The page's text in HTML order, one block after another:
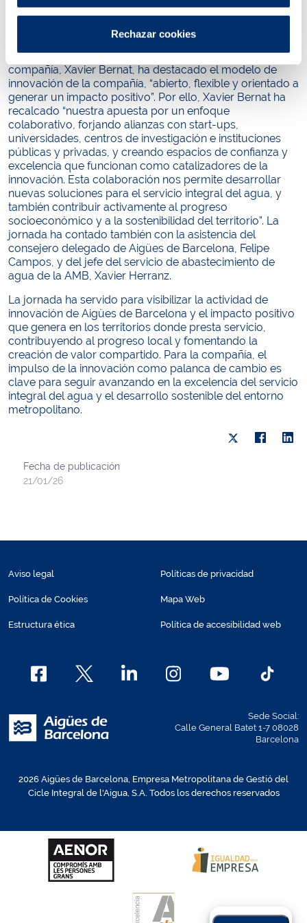
Rechazar cookies
los datos o los programas de innovación abierta y
participativa nos ayudan a promover ciudades más
inteligentes, sostenibles y saludables”, ha indicado.
Por su parte, el director de Sostenibilidad de la
compañía, Xavier Bernat, ha destacado el modelo de
innovación de la compañía, “abierto, flexible y orientado a
generar un impacto positivo”. Por ello, Xavier Bernat ha
recalcado “nuestra apuesta por un enfoque
colaborativo, forjando alianzas con start-ups,
universidades, centros de investigación e instituciones
públicas y privadas, y creando espacios de confianza y
excelencia que funcionan como catalizadores de la
innovación. Esta colaboración nos permite desarrollar
nuevas soluciones para el servicio integral del agua, y
también contribuir activamente al progreso
socioeconómico y a la sostenibilidad del territorio”. La
jornada ha contado también con la asistencia del
consejero delegado de Aigües de Barcelona, Felipe
Campos, y del jefe del servicio de abastecimiento de
agua de la AMB, Xavier Herranz.
La jornada ha servido para visibilizar la actividad de
innovación de Aigües de Barcelona y el impacto positivo
que genera en los territorios donde presta servicio,
contribuyendo al progreso local y fomentando la
creación de valor compartido. Para la compañía, el
impulso de la innovación como palanca de cambio es
clave para seguir avanzando en la excelencia del servicio
integral del agua y el desarrollo sostenible del entorno
metropolitano.
Fecha de publicación
21/01/26
Aviso legal
Política de Cookies
Estructura ética
Políticas de privacidad
Mapa Web
Política de accesibilidad web
Sede Social:
Calle General Batet 1-7 08028
Barcelona
2026 Aigües de Barcelona, Empresa Metropolitana de Gestió del
Cicle Integral de l'Aigua, S.A. Todos los derechos reservados